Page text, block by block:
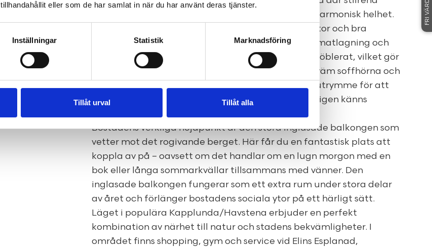
eller som de har samlat in när du har använt deras tjänster.
Inställningar Statistik Marknadsföring
Tillåt urval Tillåt alla
ytskikt och en genomtänkt planlösning skapar en harmonisk helhet.
Köket är renoverat i modern stil med goda arbetsytor och bra
förvaring – en inspirerande plats för både vardagsmatlagning och
trevliga middagar. Allrummet är rymligt och lättmöblerat, vilket gör
det enkelt att skapa både en mysig sovdel, en bekväm soffhörna och
en plats för arbete eller studier. Här finns gott om utrymme för att
sätta din egen prägel och skapa ett hem som verkligen känns
Bostadens verkliga höjdpunkt är den stora inglasade balkongen som
vetter mot det rogivande berget. Här får du en fantastisk plats att
koppla av på – oavsett om det handlar om en lugn morgon med en
bok eller långa sommarkvällar tillsammans med vänner. Den
inglasade balkongen fungerar som ett extra rum under stora delar
av året och förlänger bostadens sociala ytor på ett härligt sätt.
Läget i populära Kapplunda/Havstena erbjuder en perfekt
kombination av närhet till natur och stadens bekvämligheter. I
området finns shopping, gym och service vid Elins Esplanad,